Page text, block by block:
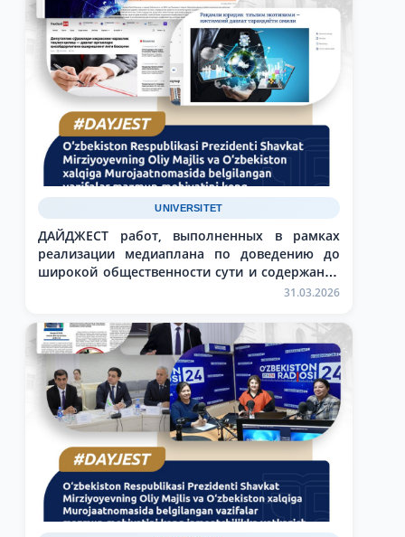
UNIVERSITET
ДАЙДЖЕСТ работ, выполненных в рамках
реализации медиаплана по доведению до
широкой общественности сути и содержания
задач, обозначенных в Послании Президента
Олий Мажлису и народу Узбекистана
31.03.2026